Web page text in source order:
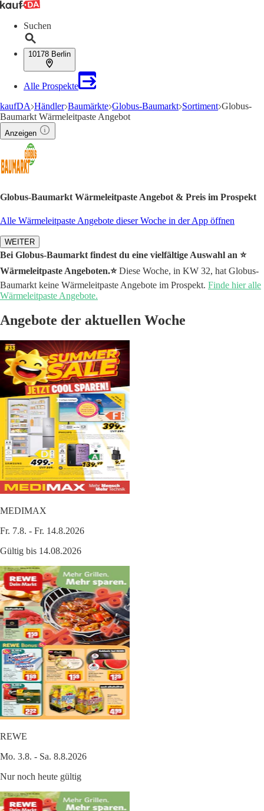
Suchen
10178 Berlin
Alle Prospekte
kaufDA Händler Baumärkte Globus-Baumarkt Sortiment Globus-
Baumarkt Wärmeleitpaste Angebot
Anzeigen
Globus-Baumarkt Wärmeleitpaste Angebot & Preis im Prospekt
Alle Wärmeleitpaste Angebote dieser Woche in der App öffnen
WEITER
Bei Globus-Baumarkt findest du eine vielfältige Auswahl an ⭐️
Wärmeleitpaste Angeboten.⭐️Diese Woche, in KW 32, hat Globus-
Baumarkt keine Wärmeleitpaste Angebote im Prospekt. Finde hier alle
Wärmeleitpaste Angebote.
Angebote der aktuellen Woche
MEDIMAX
Fr. 7.8. - Fr. 14.8.2026
Gültig bis 14.08.2026
REWE
Mo. 3.8. - Sa. 8.8.2026
Nur noch heute gültig